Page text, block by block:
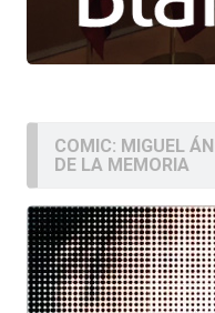
COMIC: MIGUEL
DE LA MEMORIA